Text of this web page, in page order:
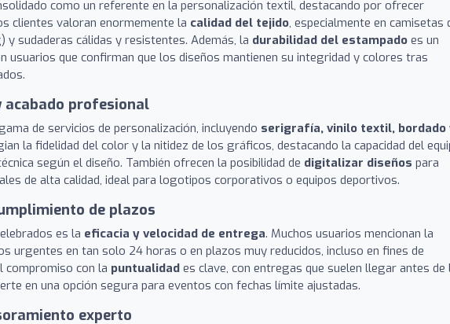
como un referente en la personalización textil, destacando por ofrecer
clientes valoran enormemente la calidad del tejido, especialmente en camisetas
y sudaderas cálidas y resistentes. Además, la durabilidad del estampado es un
usuarios que confirman que los diseños mantienen su integridad y colores tras
acabado profesional
de servicios de personalización, incluyendo serigrafía, vinilo textil, bordado
la fidelidad del color y la nitidez de los gráficos, destacando la capacidad del
según el diseño. También ofrecen la posibilidad de digitalizar diseños para
de alta calidad, ideal para logotipos corporativos o equipos deportivos.
de plazos
es la eficacia y velocidad de entrega. Muchos usuarios mencionan la
urgentes en tan solo 24 horas o en plazos muy reducidos, incluso en fines de
compromiso con la puntualidad es clave, con entregas que suelen llegar antes de
en una opción segura para eventos con fechas límite ajustadas.
experto